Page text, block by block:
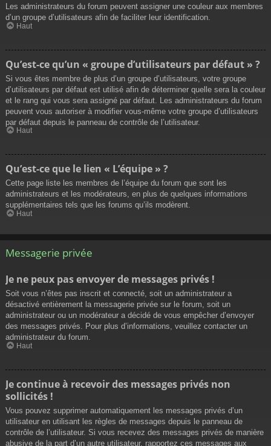
Les administrateurs du forum peuvent assigner une couleur aux membres
d’un groupe d’utilisateurs afin de faciliter leur identification.
Haut
Qu’est-ce qu’un « groupe d’utilisateurs par défaut » ?
Si vous êtes membre de plus d’un groupe d’utilisateurs, votre groupe
d’utilisateurs par défaut est utilisé afin de déterminer quelle sera la couleur
et le rang qui vous sera assigné par défaut. Les administrateurs du forum
peuvent vous autoriser à modifier vous-même votre groupe d’utilisateurs
par défaut depuis le panneau de contrôle de l’utilisateur.
Haut
Qu’est-ce que le lien « L’équipe » ?
Cette page liste les membres de l’équipe du forum que sont les
administrateurs et les modérateurs, en plus de quelques informations
supplémentaires tels que les forums qu’ils modèrent.
Haut
Messagerie privée
Je ne peux pas envoyer de messages privés !
Soit vous n’êtes pas inscrit et connecté, soit un administrateur a
désactivé entièrement la messagerie privée sur le forum, soit un
administrateur ou un modérateur a décidé de vous empêcher d’envoyer
des messages privés. Pour plus d’informations, veuillez contacter un
administrateur du forum.
Haut
Je continue à recevoir des messages privés non
sollicités !
Vous pouvez supprimer automatiquement les messages privés d’un
utilisateur en utilisant les règles de messages depuis le panneau de
contrôle de l’utilisateur. Si vous recevez des messages privés de manière
abusive de la part d’un autre utilisateur, rapportez ces messages aux